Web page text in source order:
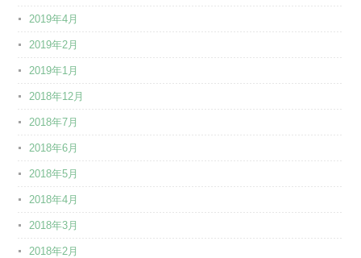
2019年4月
2019年2月
2019年1月
2018年12月
2018年7月
2018年6月
2018年5月
2018年4月
2018年3月
2018年2月